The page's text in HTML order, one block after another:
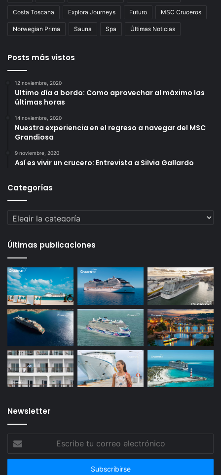
Costa Toscana Explora Journeys Futuro MSC Cruceros
Norwegian Prima Sauna Spa Últimas Noticias
Posts más vistos
12 noviembre, 2020
Ultimo día a bordo: Como aprovechar al máximo las
últimas horas
14 noviembre, 2020
Nuestra experiencia en el regreso a navegar del MSC
Grandiosa
9 noviembre, 2020
Así es vivir un crucero: Entrevista a Silvia Gallardo
Categorías
Categorías
Últimas publicaciones
Newsletter
correo